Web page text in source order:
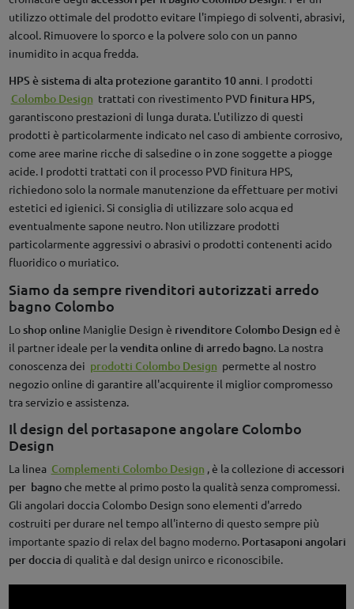
utilizzo ottimale del prodotto evitare l'impiego di solventi, abrasivi,
alcool. Rimuovere lo sporco e la polvere solo con un panno
inumidito in acqua fredda.
HPS è sistema di alta protezione garantito 10 anni. I prodotti
Colombo Design trattati con rivestimento PVD finitura HPS,
garantiscono prestazioni di lunga durata. L'utilizzo di questi
prodotti è particolarmente indicato nel caso di ambiente corrosivo,
come aree marine ricche di salsedine o in zone soggette a piogge
acide. I prodotti trattati con il processo PVD finitura HPS,
richiedono solo la normale manutenzione da effettuare per motivi
estetici ed igienici. Si consiglia di utilizzare solo acqua ed
eventualmente sapone neutro. Non utilizzare prodotti
particolarmente aggressivi o abrasivi o prodotti contenenti acido
fluoridico o muriatico.
Siamo da sempre rivenditori autorizzati arredo
bagno Colombo
Loshop onlineManiglie Design è rivenditore Colombo Design ed è
il partner ideale per lavendita online di arredo bagno. La nostra
conoscenza dei prodotti Colombo Design permette al nostro
negozio online di garantire all'acquirente il miglior compromesso
tra servizio e assistenza.
Il design del portasapone angolare Colombo
Design
La linea Complementi Colombo Design , è la collezione di accessori
per bagnoche mette al primo posto la qualità senza compromessi.
Gli angolari doccia Colombo Design sono elementi d'arredo
costruiti per durare nel tempo all'interno di questo sempre più
importante spazio di relax del bagno moderno. Portasaponi angolari
per docciadi qualità e dal design unirco e riconoscibile.